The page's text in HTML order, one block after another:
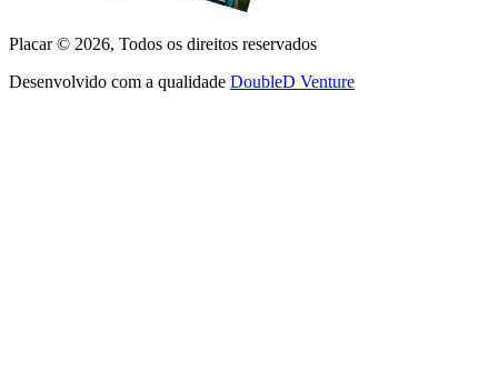
Placar © 2026, Todos os direitos reservados
Desenvolvido com a qualidade DoubleD Venture